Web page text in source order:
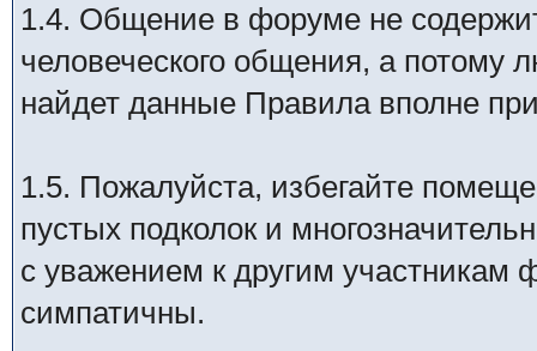
1.4. Общение в форуме не
человеческого общения, а потому
найдет данные Правила вполне
1.5. Пожалуйста, избегайте
пустых подколок и
с уважением к другим
симпатичны.